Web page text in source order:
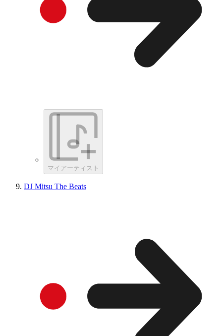
マイアーティスト
DJ Mitsu The Beats